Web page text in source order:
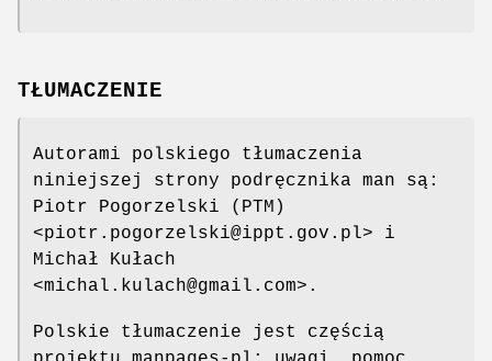
TŁUMACZENIE
Autorami polskiego tłumaczenia
niniejszej strony podręcznika man są:
Piotr Pogorzelski (PTM)
<piotr.pogorzelski@ippt.gov.pl> i
Michał Kułach
<michal.kulach@gmail.com>.
Polskie tłumaczenie jest częścią